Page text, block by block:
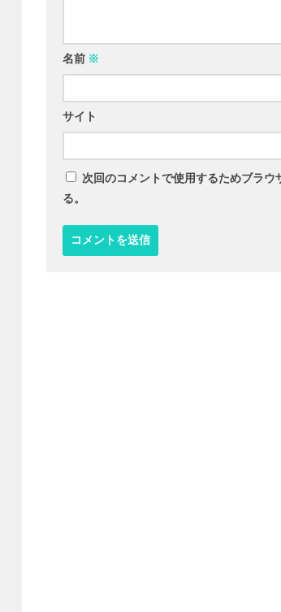
名前 ※
サイト
次回のコメントで使用するためブラ
る。